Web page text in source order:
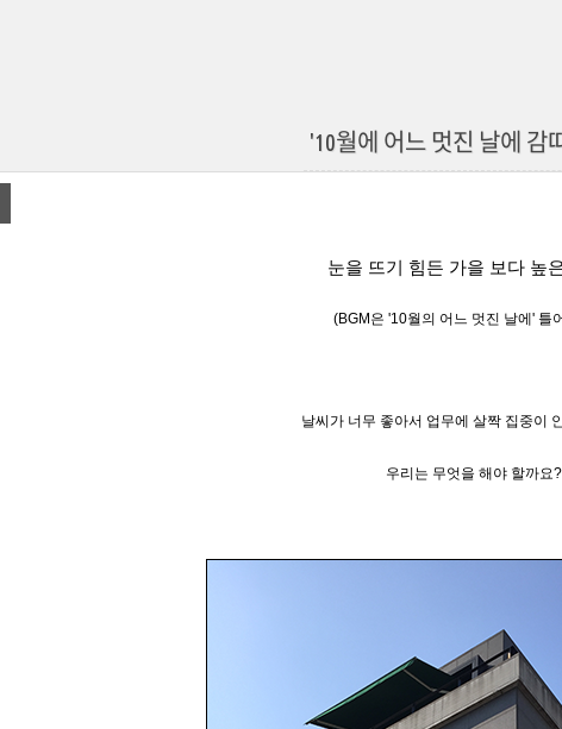
'10월에 어느 멋진 날에 감
눈을 뜨기 힘든 가을 보다 높
(BGM은 '10월의 어느 멋진 날에' 틀
날씨가 너무 좋아서 업무에 살짝 집중이
우리는 무엇을 해야 할까요?